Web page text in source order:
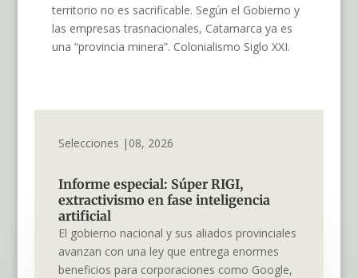
territorio no es sacrificable. Según el Gobierno y
las empresas trasnacionales, Catamarca ya es
una “provincia minera”. Colonialismo Siglo XXI.
Selecciones |08, 2026
Informe especial: Súper RIGI,
extractivismo en fase inteligencia
artificial
El gobierno nacional y sus aliados provinciales
avanzan con una ley que entrega enormes
beneficios para corporaciones como Google,